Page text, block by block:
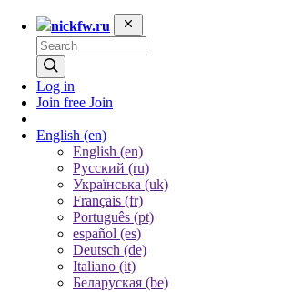
nickfw.ru
Log in
Join free Join
English (en)
English (en)
Русский (ru)
Українська (uk)
Français (fr)
Português (pt)
español (es)
Deutsch (de)
Italiano (it)
Беларуская (be)